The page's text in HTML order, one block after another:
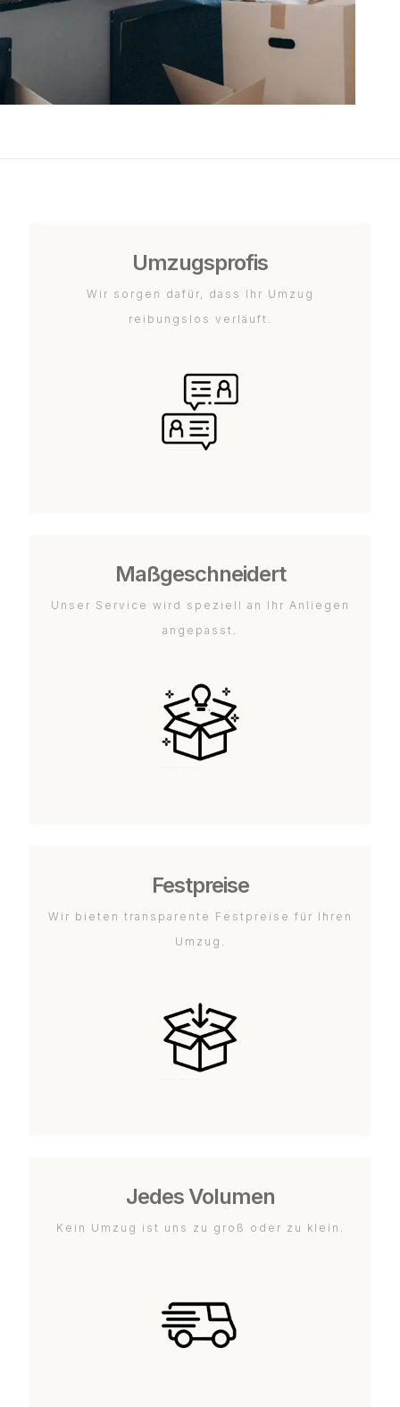
Umzugsprofis
Wir sorgen dafür, dass Ihr Umzug
reibungslos verläuft.
Maßgeschneidert
Unser Service wird speziell an Ihr Anliegen
angepasst.
Festpreise
Wir bieten transparente Festpreise für Ihren
Umzug.
Jedes Volumen
Kein Umzug ist uns zu groß oder zu klein.